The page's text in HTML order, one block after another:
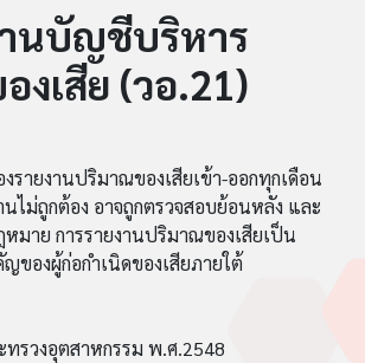
นบัญชีบริหาร
งเสีย (วอ.21)
งรายงานปริมาณของเสียเข้า-ออกทุกเดือน
นไม่ถูกต้อง อาจถูกตรวจสอบย้อนหลัง และ
มาย การรายงานปริมาณของเสียเป็น
ของผู้ก่อกำเนิดของเสียภายใต้
ทรวงอุตสาหกรรม พ.ศ.2548